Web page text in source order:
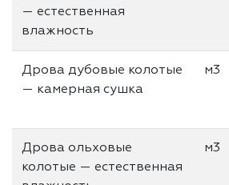
— естественная
влажность
Дрова дубовые колотые
— камерная сушка
м3
Дрова ольховые
колотые — естественная
м3